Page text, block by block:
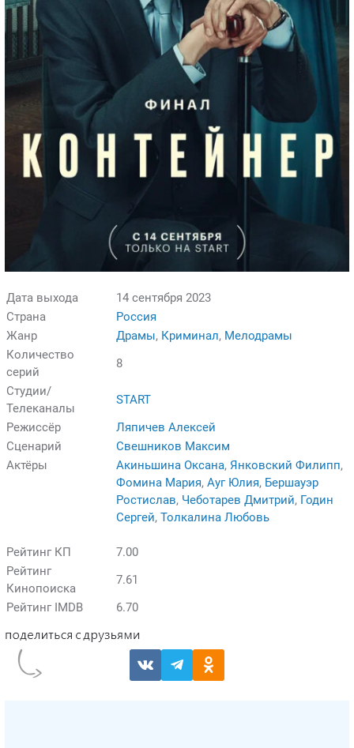
Дата выхода
14 сентября 2023
Страна
Россия
Жанр
Драмы, Криминал, Мелодрамы
Количество
серий
8
Студии/
Телеканалы
START
Режиссёр
Ляпичев Алексей
Сценарий
Свешников Максим
Актёры
Акиньшина Оксана, Янковский Филипп,
Фомина Мария, Ауг Юлия, Бершауэр
Ростислав, Чеботарев Дмитрий, Годин
Сергей, Толкалина Любовь
Рейтинг КП
7.00
Рейтинг
Кинопоиска
7.61
Рейтинг IMDB
6.70